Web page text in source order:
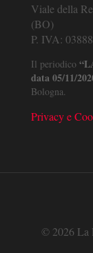
Viale della
(BO)
P. IVA:
Il periodico
data 05/11/
Bologna.
Privacy e
© 2026 La